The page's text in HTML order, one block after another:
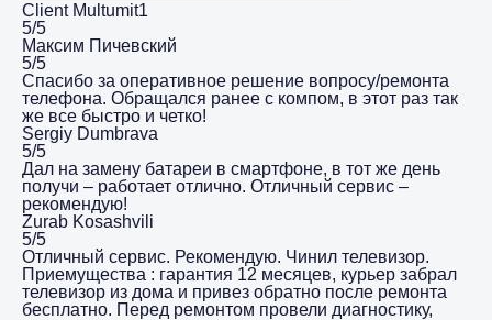
Client Multumit1
5/5
Максим Пичевский
5/5
Спасибо за оперативное решение вопросу/ремонта
телефона. Обращался ранее с компом, в этот раз так
же все быстро и четко!
Sergiy Dumbrava
5/5
Дал на замену батареи в смартфоне, в тот же день
получи – работает отлично. Отличный сервис –
рекомендую!
Zurab Kosashvili
5/5
Отличный сервис. Рекомендую. Чинил телевизор.
Приемущества : гарантия 12 месяцев, курьер забрал
телевизор из дома и привез обратно после ремонта
бесплатно. Перед ремонтом провели диагностику,